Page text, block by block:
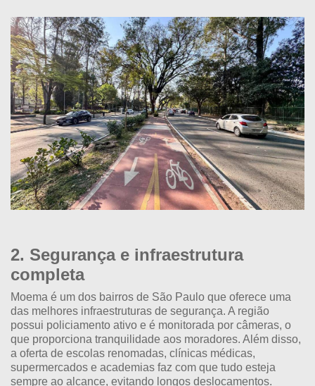
2. Segurança e infraestrutura
completa
Moema é um dos bairros de São Paulo que oferece uma
das melhores infraestruturas de segurança. A região
possui policiamento ativo e é monitorada por câmeras, o
que proporciona tranquilidade aos moradores. Além disso,
a oferta de escolas renomadas, clínicas médicas,
supermercados e academias faz com que tudo esteja
sempre ao alcance, evitando longos deslocamentos.